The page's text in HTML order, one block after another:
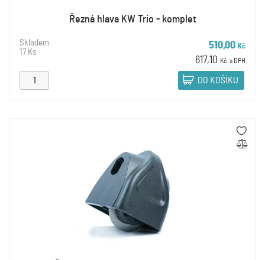
Řezná hlava KW Trio - komplet
Skladem
17 Ks
510,00 Kč
617,10 Kč s DPH
DO KOŠÍKU